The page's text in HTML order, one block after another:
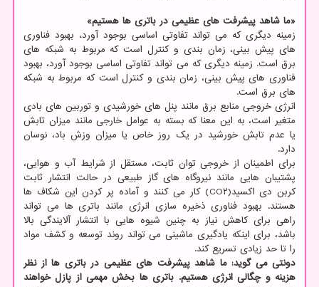
«ما شاهد پیشرفت های عظیمی در باتری ها هستیم»
زمینه دیگری که می تواند تفاوتی اساسی بوجود آورد، بهبود فناوری
های پیش بینی، زمان بندی و کنترل است که مربوط به شبکه های
برق است. زمینه دیگری که می تواند تفاوتی اساسی بوجود آورد، بهبود
فناوری های پیش بینی، زمان بندی و کنترل است که مربوط به شبکه
های برق است.
انرژی خروجی منابع برق مانند پنل های خورشیدی و توربین های بادی
متغیر است، به این معنا که بسته به عوامل خارجی مانند میزان تابش
یا عدم تابش خورشید در یک روز خاص یا میزان وزش باد، نوسان
دارد.
برای اطمینان از خروجی توان ثابت، مستقل از شرایط آب و هوایی،
پشتیبان هایی مانند نیروگاه های گاز طبیعی در حالت انتشار ثابت
کربن دی اکسید(CO۲) کار می کنند و آماده پر کردن این شکاف ها
هستند. بهبود فناوری ذخیره سازی انرژی مانند باتری ها می تواند
راهی برای کاهش نیاز به چنین شیوه هایی با انتشار آلایندگی بالا
باشد، برای اینکه یادگیری ماشینی می تواند روند توسعه و کشف مواد
را تا حد زیادی تسریع کند.
دونتی می گوید: ما شاهد پیشرفت های عظیمی در باتری ها از نظر
هزینه و چگالی انرژی هستیم. باتری ها بخش مهمی از پازل خواهند